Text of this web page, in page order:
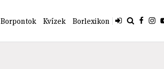
Borpontok Kvízek Borlexikon